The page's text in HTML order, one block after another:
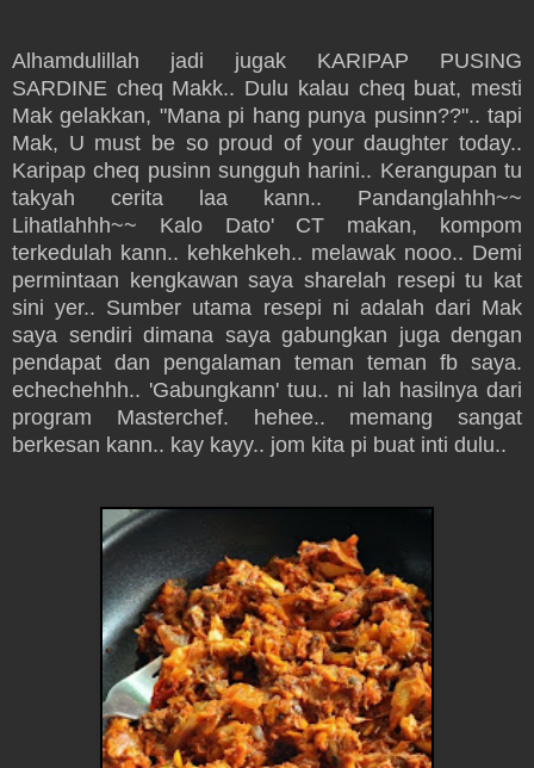
Alhamdulillah jadi jugak KARIPAP PUSING
SARDINE cheq Makk.. Dulu kalau cheq buat, mesti
Mak gelakkan, "Mana pi hang punya pusinn??".. tapi
Mak, U must be so proud of your daughter today..
Karipap cheq pusinn sungguh harini.. Kerangupan tu
takyah cerita laa kann.. Pandanglahhh~~
Lihatlahhh~~ Kalo Dato' CT makan, kompom
terkedulah kann.. kehkehkeh.. melawak nooo.. Demi
permintaan kengkawan saya sharelah resepi tu kat
sini yer.. Sumber utama resepi ni adalah dari Mak
saya sendiri dimana saya gabungkan juga dengan
pendapat dan pengalaman teman teman fb saya.
echechehhh.. 'Gabungkann' tuu.. ni lah hasilnya dari
program Masterchef. hehee.. memang sangat
berkesan kann.. kay kayy.. jom kita pi buat inti dulu..